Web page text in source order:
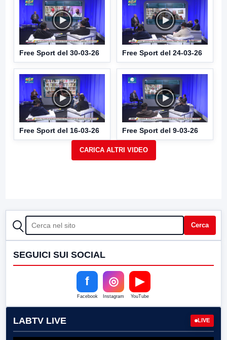
Free Sport del 30-03-26 Free Sport del 24-03-26
Free Sport del 16-03-26 Free Sport del 9-03-26
CERCA Cerca
SEGUICI SUI SOCIAL
f
Facebook
◎
Instagram
▶
YouTube
LABTV LIVE LIVE